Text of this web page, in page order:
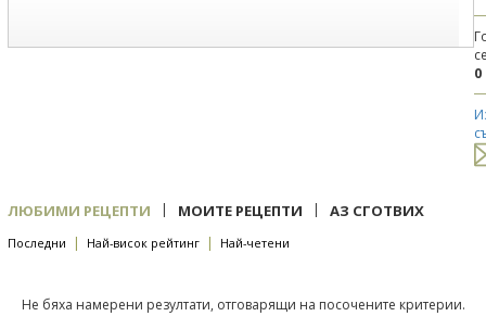
0
ЛЮБИМИ РЕЦЕПТИ | МОИТЕ РЕЦЕПТИ | АЗ СГОТВИХ
Последни | Най-висок рейтинг | Най-четени
Не бяха намерени резултати, отговарящи на посочените критерии.